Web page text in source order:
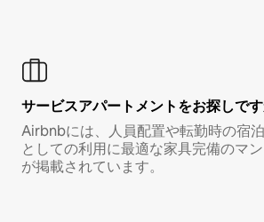
サービスアパートメントをお探しで
Airbnbには、人員配置や転勤時の宿
としての利用に最適な家具完備のマ
が掲載されています。